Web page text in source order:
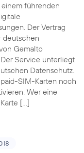
führenden
Der Vertrag
deutschen
Gemalto
Service unterliegt
Datenschutz.
SIM-Karten noch
Wer eine
[…]